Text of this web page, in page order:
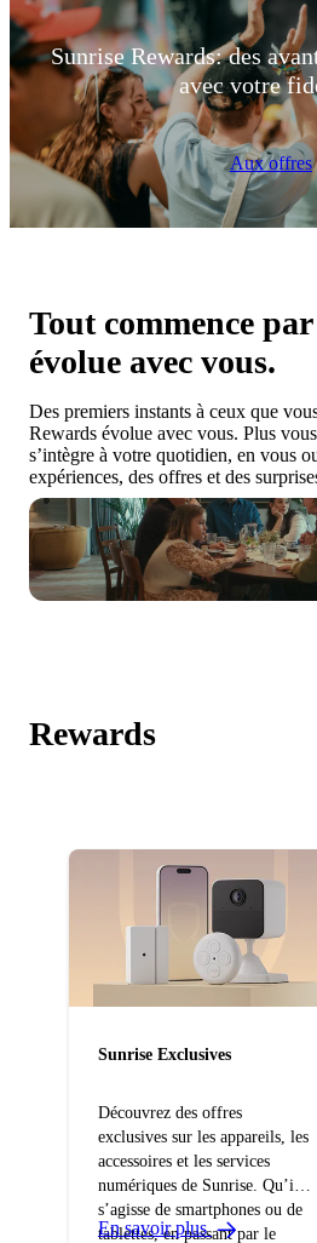
Sunrise Rewards: des
avec votre
Aux offres
Tout commence
évolue avec vous.
Des premiers instants à ceux que
Rewards évolue avec vous. Plus
s’intègre à votre quotidien, en vous
expériences, des offres et des
Rewards
Sunrise Exclusives
Découvrez des offres
exclusives sur les appareils, les
accessoires et les services
numériques de Sunrise. Qu’il
s’agisse de smartphones ou de
tablettes, en passant par le
En savoir plus